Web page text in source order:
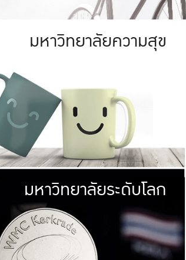
มหาวิทยาลัย
ให้กับประชาชน
มหาวิทยาลัยความสุข
มหาวิทยา
พร้อมที่จ
และผลักดันในการใช้ระบบส
เพื่อการทำงานแ
มหาวิทยาลัยระดับโลก